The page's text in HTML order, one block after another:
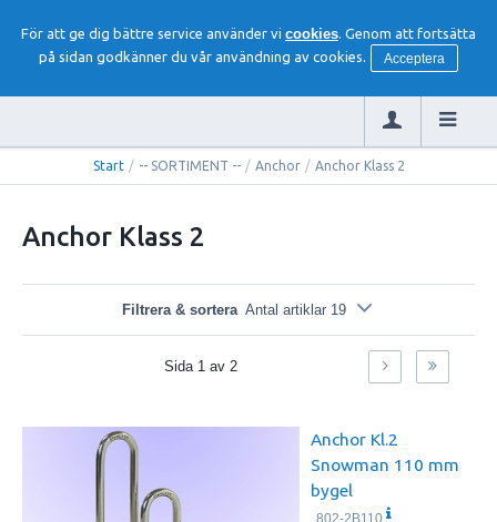
För att ge dig bättre service använder vi cookies. Genom att fortsätta
på sidan godkänner du vår användning av cookies.
Acceptera
Start / -- SORTIMENT -- / Anchor / Anchor Klass 2
Anchor Klass 2
Filtrera & sortera Antal artiklar 19
Sida 1 av 2
Anchor Kl.2
Snowman 110 mm
bygel
802-2B110